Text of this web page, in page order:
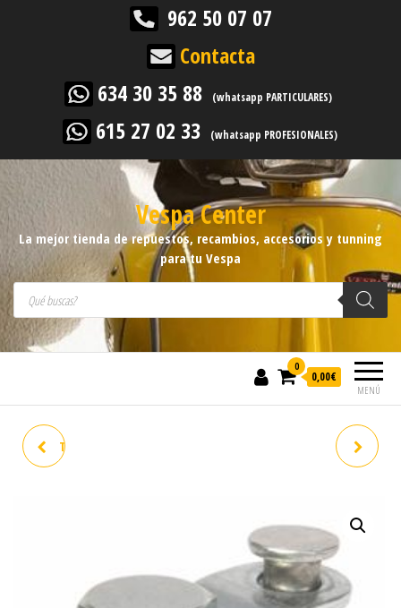
962 50 07 07
Contacta
634 30 35 88
(whatsapp PARTICULARES)
615 27 02 33 (whatsapp PROFESIONALES)
Vespa Center
La mejor tienda de repuestos, recambios, accesorios y tunning
para tu Vespa
Búsqueda de productos
MENÚ
0
0,00€
TUERCA CARBURADOR IRIS
PISTON 2TIEMPOS